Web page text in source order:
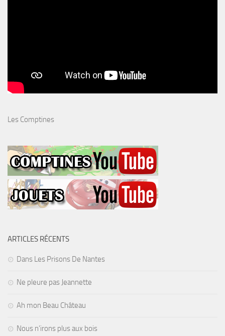
Les Comptines
ARTICLES RÉCENTS
Dans Les Prisons De Nantes
Ne pleure pas Jeannette
Ah mon Beau Château
Nous n’irons plus aux bois